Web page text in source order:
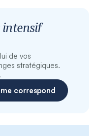
intensif
de vos
stratégiques.
correspond